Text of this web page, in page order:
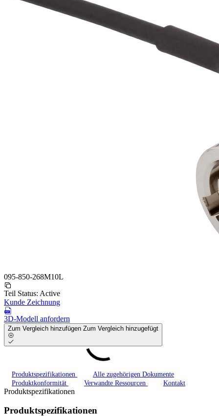
095-850-268M10L
Teil Status: Active
Kunde Zeichnung
3D-Modell anfordern
Zum Vergleich hinzufügen Zum Vergleich hinzugefügt
Produktspezifikationen
Alle zugehörigen Dokumente
Produktkonformität
Verwandte Ressourcen Kontakt
Produktspezifikationen
Produktspezifikationen